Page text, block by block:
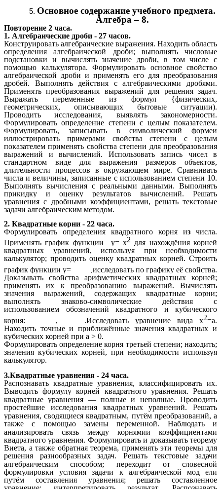
Основное содержание учебного предмета.
Алгебра – 8.
Повторение 2 часа.
1. Алгебраические дроби - 27 часов.
Конструировать алгебраические выражения. Находить область
определения алгебраической дроби; выполнять числовые
подстановки и вычислять значение дроби, в том числе с
помощью калькулятора. Формулировать основное свойство
алгебраической дроби и применять его для преобразования
дробей. Выполнять действия с алгебраическими дробями.
Применять преобразования выражений для решения задач.
Выражать переменные из формул {физических,
геометрических, описывающих бытовые ситуации).
Проводить исследования, выявлять закономерности.
Формулировать определение степени с целым показателем.
Формулировать, записывать в символический формeи
иллюстрировать примерами свойства степени с целым
показателем применять свойства степени для преобразования
выражений и вычислений. Использовать запись чисел в
стандартном виде для выражения размеров объектов,
длительности процессов в окружающем мире. Сравнивать
числа и величины, записанные с использованием степени 10.
Выполнять вычисления с реальными данными. Выполнять
прикидку и оценку результатов вычислений. Решать
уравнения с дробными коэффициентами, решать текстовые
задачи алгебраическим методом.
2. Квадратные корни - 22 часа.
Формулировать определения квадратного корня из числа.
Применять график функции у= х2для нахождёния корней
квадратных уравнений, используя при необходимости
калькулятор; проводить оценку квадратных корней. Строить
график функции у=
исследовать по графику её свойства.
Доказывать свойства арифметических квадратных корней;
применять их к преобразованию выражений. Вычислять
значения выражений, содержащих квадратные корни;
выполнять знаково-символические действия с
использованием обозначений квадратного и кубического
корня:
, .Исследовать уравнение вида х2=а.
Находить точныеиприближённые значения квадратных и
кубических корней при а > 0.
Формулировать определение корня третьей степени; находить;
значения кубических корней, при необходимости используя
калькулятор.
3.Квадратные уравнения - 24 часа.
Распознавать квадратные уравнения, классифицировать их.
Выводить формулу корней квадратного уравнения. Решать
квадратные уравнения —полные и неполные. Проводить
простейшие исследования квадратных уравнений.
Решать
уравнения, сводящиеся квадратным, путём преобразований, а
также с помощью замены переменной.
Наблюдать и
анализировать связь между корнямии коэффициентами
квадратного уравнения. Формулировать и доказывать теорему
Виета, а также обратная теорема, применять эти теоремы для
решения разнообразных задач.
Решать текстовые задачи
алгебраическим способом; переходит от словесной
формулировки условия задачи к алгебраической мод ели
путём составления уравнения; решать составленное